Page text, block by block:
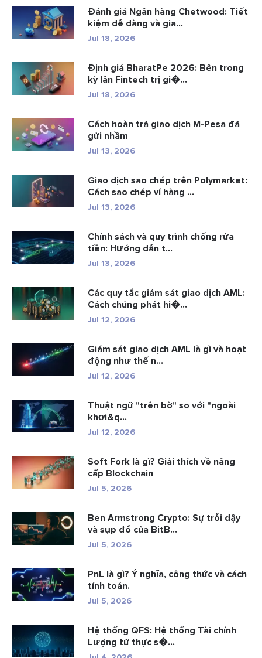
Đánh giá Ngân hàng Chetwood: Tiết
kiệm dễ dàng và gia...
Jul 18, 2026
Định giá BharatPe 2026: Bên trong
kỳ lân Fintech trị gi�...
Jul 18, 2026
Cách hoàn trả giao dịch M-Pesa đã
gửi nhầm
Jul 13, 2026
Giao dịch sao chép trên Polymarket:
Cách sao chép ví hàng ...
Jul 13, 2026
Chính sách và quy trình chống rửa
tiền: Hướng dẫn t...
Jul 13, 2026
Các quy tắc giám sát giao dịch AML:
Cách chúng phát hi�...
Jul 12, 2026
Giám sát giao dịch AML là gì và hoạt
động như thế n...
Jul 12, 2026
Thuật ngữ "trên bờ" so với "ngoài
khơi&q...
Jul 12, 2026
Soft Fork là gì? Giải thích về nâng
cấp Blockchain
Jul 5, 2026
Ben Armstrong Crypto: Sự trỗi dậy
và sụp đổ của BitB...
Jul 5, 2026
PnL là gì? Ý nghĩa, công thức và cách
tính toán.
Jul 5, 2026
Hệ thống QFS: Hệ thống Tài chính
Lượng tử thực s�...